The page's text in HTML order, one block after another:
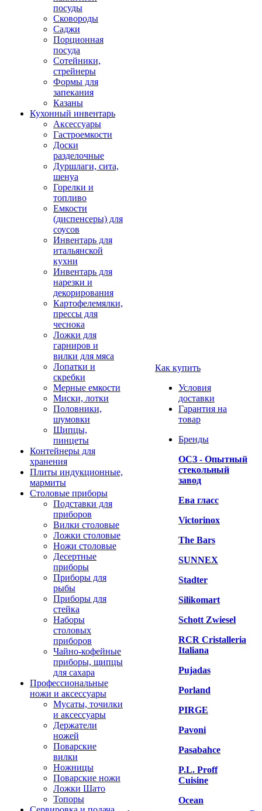
посуды
Сковороды
Саджи
Порционная
посуда
Сотейники,
стрейнеры
Формы для
запекания
Казаны
Кухонный инвентарь
Аксессуары
Гастроемкости
Доски
разделочные
Дуршлаги, сита,
шенуа
Горелки и
топливо
Емкости
(диспенсеры) для
соусов
Инвентарь для
итальянской
кухни
Инвентарь для
нарезки и
декорирования
Картофелемялки,
прессы для
чеснока
Ложки для
гарниров и
вилки для мяса
Лопатки и
скребки
Мерные емкости
Миски, лотки
Половники,
шумовки
Щипцы,
пинцеты
Контейнеры для
хранения
Плиты индукционные,
мармиты
Столовые приборы
Подставки для
приборов
Вилки столовые
Ложки столовые
Ножи столовые
Десертные
приборы
Приборы для
рыбы
Приборы для
стейка
Наборы
столовых
приборов
Чайно-кофейные
приборы, щипцы
для сахара
Профессиональные
ножи и аксессуары
Мусаты, точилки
и аксессуары
Держатели
ножей
Поварские
вилки
Ножницы
Поварские ножи
Ложки Шато
Топоры
Как купить
Условия
доставки
Гарантия на
товар
Бренды
ОСЗ - Опытный
стекольный
завод
Ева гласс
Victorinox
The Bars
SUNNEX
Stadter
Silikomart
Schott Zwiesel
RCR Cristalleria
Italiana
Pujadas
Porland
PIRGE
Pavoni
Pasabahce
P.L. Proff
Cuisine
Ocean